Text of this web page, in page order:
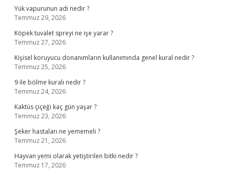
Yük vapurunun adı nedir ?
Temmuz 29, 2026
Köpek tuvalet spreyi ne işe yarar ?
Temmuz 27, 2026
Kişisel koruyucu donanımların kullanımında genel kural nedir ?
Temmuz 25, 2026
9 ile bölme kuralı nedir ?
Temmuz 24, 2026
Kaktüs çiçeği kaç gün yaşar ?
Temmuz 23, 2026
Şeker hastaları ne yememeli ?
Temmuz 21, 2026
Hayvan yemi olarak yetiştirilen bitki nedir ?
Temmuz 17, 2026